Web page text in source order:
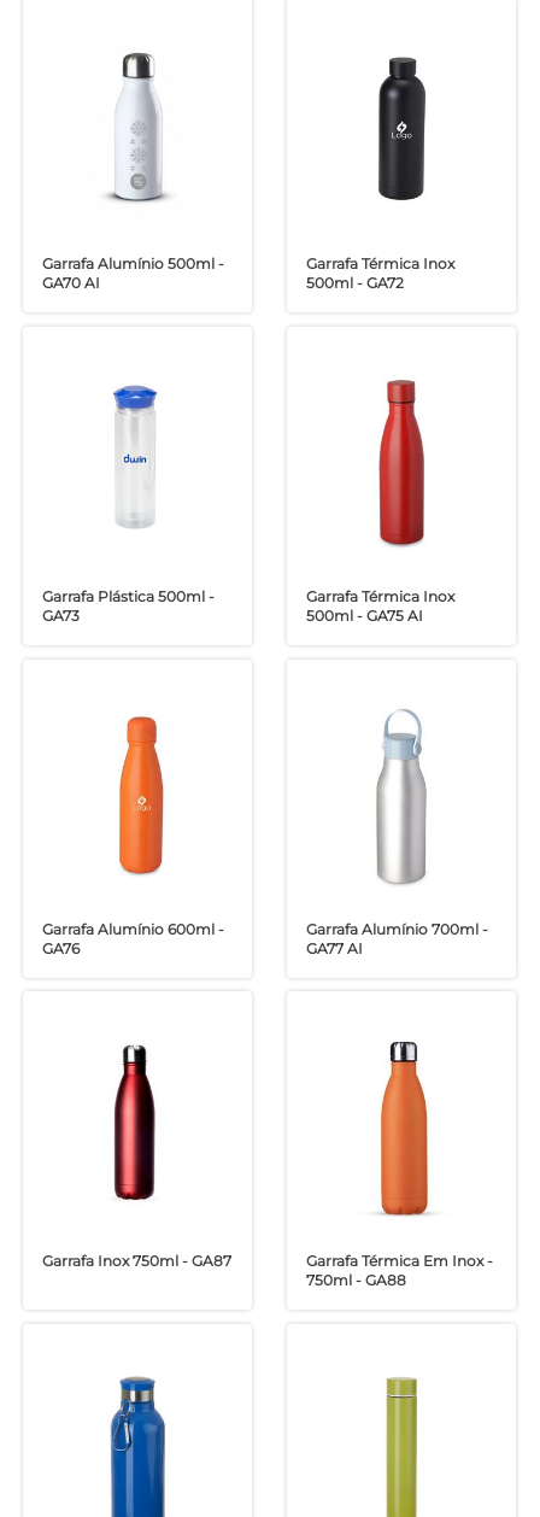
Garrafa Alumínio 500ml -
GA70 AI
Garrafa Térmica Inox
500ml - GA72
Garrafa Plástica 500ml -
GA73
Garrafa Térmica Inox
500ml - GA75 AI
Garrafa Alumínio 600ml -
GA76
Garrafa Alumínio 700ml -
GA77 AI
Garrafa Inox 750ml - GA87
Garrafa Térmica Em Inox -
750ml - GA88